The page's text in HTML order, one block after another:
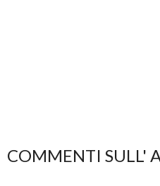
COMMENTI SULL'